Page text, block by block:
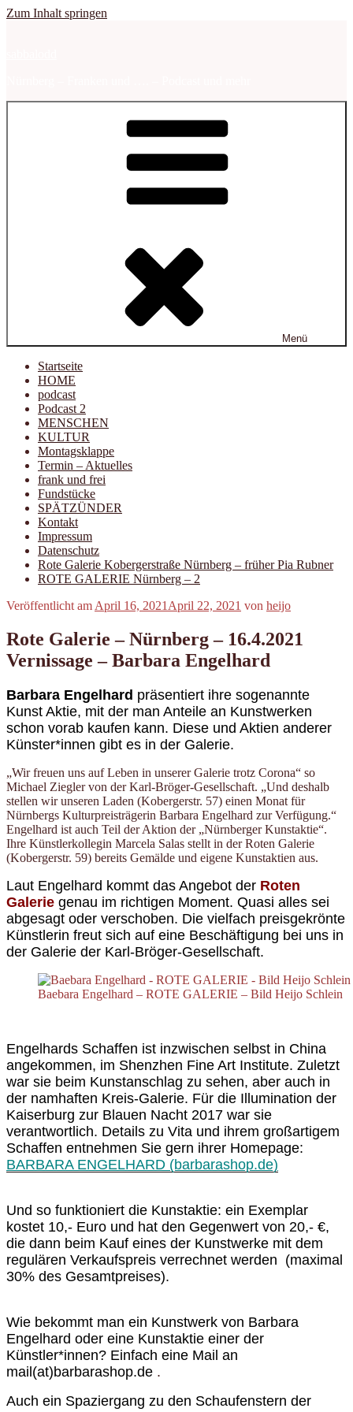
Zum Inhalt springen
Menü
Startseite
HOME
podcast
Podcast 2
MENSCHEN
KULTUR
Montagsklappe
Termin – Aktuelles
frank und frei
Fundstücke
SPÄTZÜNDER
Kontakt
Impressum
Datenschutz
Rote Galerie Kobergerstraße Nürnberg – früher Pia Rubner
ROTE GALERIE Nürnberg – 2
Veröffentlicht am April 16, 2021 April 22, 2021 von heijo
Rote Galerie – Nürnberg – 16.4.2021
Vernissage – Barbara Engelhard
Barbara Engelhard präsentiert ihre sogenannte
Kunst Aktie, mit der man Anteile an Kunstwerken
schon vorab kaufen kann. Diese und Aktien anderer
Künster*innen gibt es in der Galerie.
„Wir freuen uns auf Leben in unserer Galerie trotz Corona“ so
Michael Ziegler von der Karl-Bröger-Gesellschaft. „Und deshalb
stellen wir unseren Laden (Kobergerstr. 57) einen Monat für
Nürnbergs Kulturpreisträgerin Barbara Engelhard zur Verfügung.“
Engelhard ist auch Teil der Aktion der „Nürnberger Kunstaktie“.
Ihre Künstlerkollegin Marcela Salas stellt in der Roten Galerie
(Kobergerstr. 59) bereits Gemälde und eigene Kunstaktien aus.
Laut Engelhard kommt das Angebot der Roten
Galerie genau im richtigen Moment. Quasi alles sei
abgesagt oder verschoben. Die vielfach preisgekrönte
Künstlerin freut sich auf eine Beschäftigung bei uns in
der Galerie der Karl-Bröger-Gesellschaft.
Baebara Engelhard – ROTE GALERIE – Bild Heijo Schlein
Engelhards Schaffen ist inzwischen selbst in China
angekommen, im Shenzhen Fine Art Institute. Zuletzt
war sie beim Kunstanschlag zu sehen, aber auch in
der namhaften Kreis-Galerie. Für die Illumination der
Kaiserburg zur Blauen Nacht 2017 war sie
verantwortlich. Details zu Vita und ihrem großartigem
Schaffen entnehmen Sie gern ihrer Homepage:
BARBARA ENGELHARD (barbarashop.de)
Und so funktioniert die Kunstaktie: ein Exemplar
kostet 10,- Euro und hat den Gegenwert von 20,- €,
die dann beim Kauf eines der Kunstwerke mit dem
regulären Verkaufspreis verrechnet werden (maximal
30% des Gesamtpreises).
Wie bekommt man ein Kunstwerk von Barbara
Engelhard oder eine Kunstaktie einer der
Künstler*innen? Einfach eine Mail an
mail(at)barbarashop.de .
Auch ein Spaziergang zu den Schaufenstern der